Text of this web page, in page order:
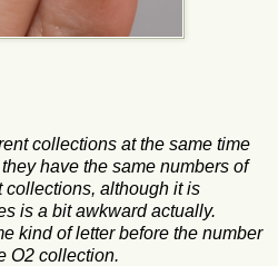
collections at the same time
have the same numbers of
collections, although it is
is a bit awkward actually.
kind of letter before the number
O2 collection.